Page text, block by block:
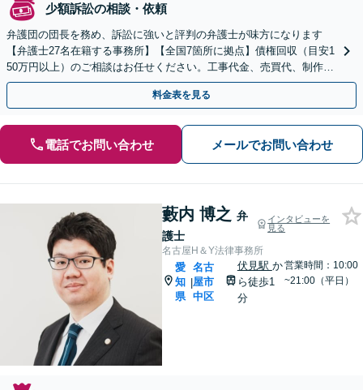
少額訴訟の相談・依頼
弁護団の団長を務め、訴訟に強いと評判の弁護士が味方になります
【弁護士27名在籍する事務所】【全国7箇所に拠点】債権回収（目安1
50万円以上）のご相談はお任せください。工事代金、売買代、制作
費、家賃滞納など【久屋大通駅5分】【ビデオ面談可】
料金表を見る
電話でお問い合わせ メールでお問い合わせ
藪内 博之 弁
護士
インタビューを
見る
名古屋H＆Y法律事務所
愛
知
県
|
名古
屋市
中区
伏見駅 か
ら徒歩1
分
営業時間：10:00
~21:00（平日）